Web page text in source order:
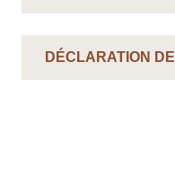
DÉCLARATION